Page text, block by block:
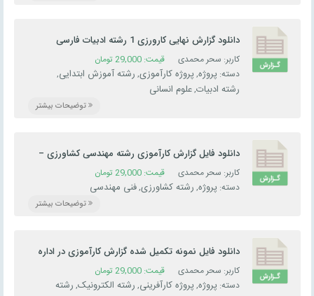
دانلود گزارش نهایی کارورزی 1 ‫رشته ادبیات فارسی‬
‫دانشگاه فرهنگیان
کاربر: سحر محمدی قیمت: 29,000 تومان
دسته: پروژه, پروژه کارآموزی, رشته آموزش ابتدایی,
رشته ادبیات,علوم انسانی
توضیحات بیشتر
دانلود فایل گزارش کارآموزی رشته مهندسی کشاورزی –
بررسی ارقام مختلف پنبه
کاربر: سحر محمدی قیمت: 29,000 تومان
دسته: پروژه, رشته کشاورزی,فنی مهندسی
توضیحات بیشتر
دانلود فایل نمونه تکمیل شده گزارش کارآموزی در اداره
برق شهرستان شهر کرد
کاربر: سحر محمدی قیمت: 29,000 تومان
دسته: پروژه, پروژه کارآفرینی, رشته الکترونیک, رشته